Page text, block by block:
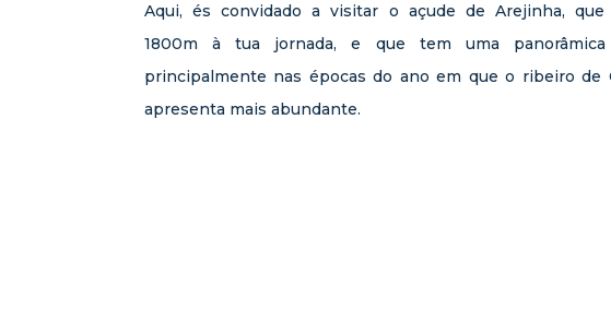
Aqui, és convidado a visitar o açude de Arejinha, que
1800m à tua jornada, e que tem uma panorâmica
principalmente nas épocas do ano em que o ribeiro de
apresenta mais abundante.